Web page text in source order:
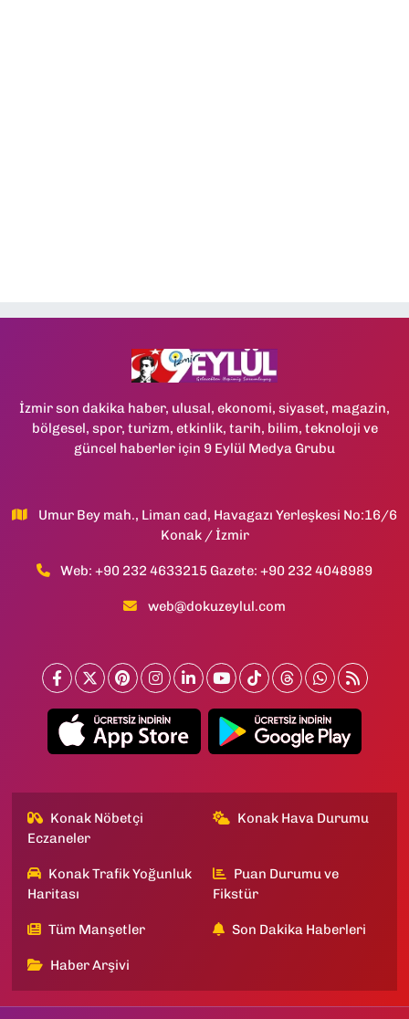
İzmir son dakika haber, ulusal, ekonomi, siyaset, magazin,
bölgesel, spor, turizm, etkinlik, tarih, bilim, teknoloji ve
güncel haberler için 9 Eylül Medya Grubu
Umur Bey mah., Liman cad, Havagazı Yerleşkesi No:16/6
Konak / İzmir
Web: +90 232 4633215 Gazete: +90 232 4048989
web@dokuzeylul.com
Konak Nöbetçi
Eczaneler
Konak Hava Durumu
Konak Trafik Yoğunluk
Haritası
Puan Durumu ve
Fikstür
Tüm Manşetler Son Dakika Haberleri
Haber Arşivi